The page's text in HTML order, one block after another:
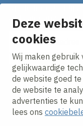
Deze
cookies
Wij maken gebruik
gelijkwaardige
de website goed
de website te
advertenties te
lees ons
Ontvang onze
E-mailadres
Ik ga akkoord